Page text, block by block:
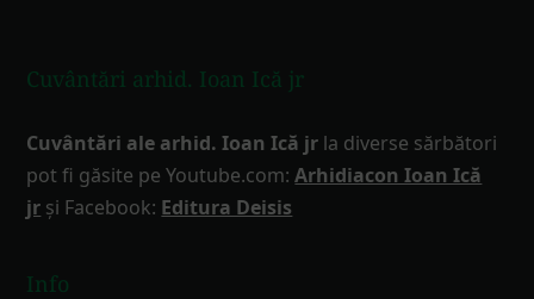
Cuvântări arhid. Ioan Ică jr
Cuvântări ale arhid. Ioan Ică jr la diverse sărbători
pot fi găsite pe Youtube.com:Arhidiacon Ioan Ică
jr și Facebook: Editura Deisis
Info